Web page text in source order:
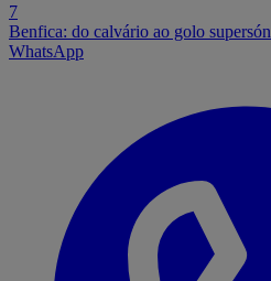
7
Benfica: do calvário ao golo
WhatsApp